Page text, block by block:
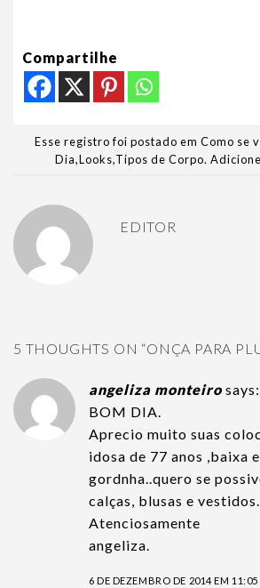
Compartilhe
Esse registro foi postado em Como se
Dia,Looks,Tipos de Corpo.
EDITOR
5 THOUGHTS ON “ONÇA PARA
angeliza monteiro says:
BOM DIA.
Aprecio muito suas
idosa de 77 anos ,baixa
gordnha..quero se
calças, blusas e
Atenciosamente
angeliza.
6 DE DEZEMBRO DE 2014 EM 11:05